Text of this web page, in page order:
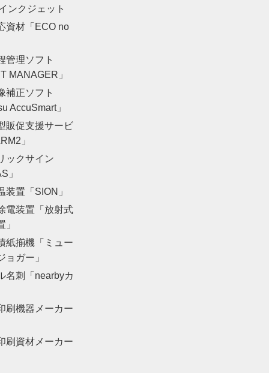
ンクジェット
資材「ECO no
管理ソフト
MANAGER」
補正ソフト
AccuSmart」
販促支援サービ
」
ックサイン
」
装置「SION」
電装置「放射式
」
紙揃機「ミュー
ョガー」
名刺「nearbyカ
刷機器メーカー
刷資材メーカー